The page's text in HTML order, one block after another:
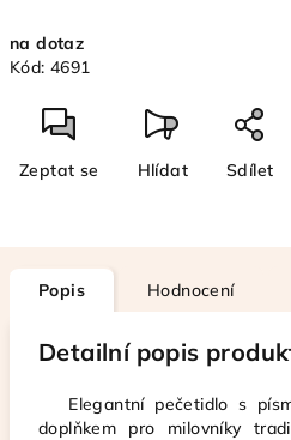
cena:
na dotaz
Kód: 4691
Zeptat se Hlídat Sdílet
Popis Hodnocení
Detailní popis
Elegantní pečetidlo s
doplňkem pro milovníky